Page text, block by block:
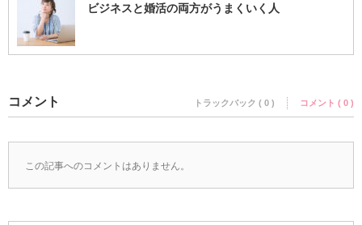
ビジネスと婚活の両方がうまくいく人
コメント トラックバック ( 0 ) コメント ( 0 )
この記事へのコメントはありません。